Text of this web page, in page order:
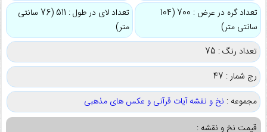
تعداد گره در عرض : 700 (104
سانتی متر)
تعداد لای در طول : 511 (76 سانتی
متر)
تعداد رنگ : 75
رج شمار : 47
مجموعه : نخ و نقشه آیات قرآنی و عکس های مذهبی
قیمت نخ و نقشه :